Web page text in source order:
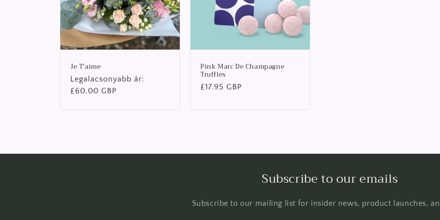
Je T'aime
Normál
ár
Legalacsonyabb ár:
£60.00 GBP
Pink Marc De Champagne
Truffles
Normál
£17.95 GBP
Subscribe to our emails
Subscribe to our mailing list for insider news, product launches,